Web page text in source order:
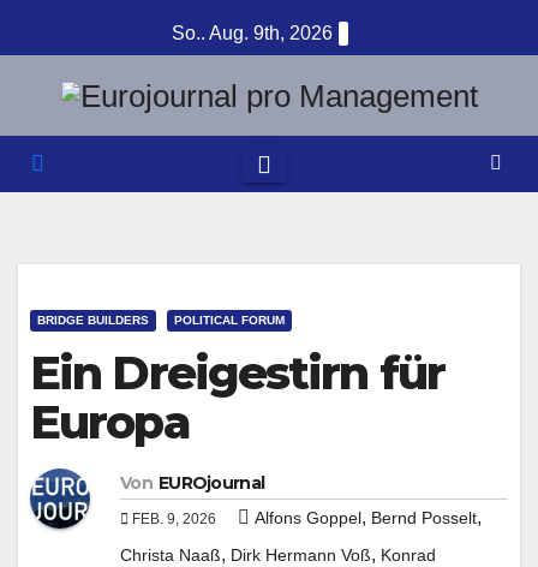
Inhalt
springen
So.. Aug. 9th, 2026
BRIDGE BUILDERS POLITICAL FORUM
Ein Dreigestirn für
Europa
Von EUROjournal
FEB. 9, 2026 Alfons Goppel, Bernd Posselt,
Christa Naaß, Dirk Hermann Voß, Konrad